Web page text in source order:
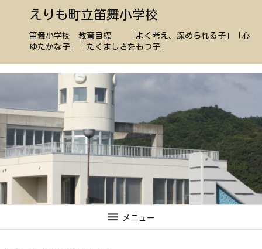
えりも町立笛舞小学校
笛舞小学校 教育目標 「よく考え、深められる子」「心
ゆたかな子」「たくましさをもつ子」
メニュー